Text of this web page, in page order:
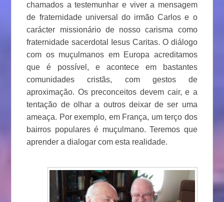
chamados a testemunhar e viver a mensagem
de fraternidade universal do irmão Carlos e o
carácter missionário de nosso carisma como
fraternidade sacerdotal Iesus Caritas. O diálogo
com os muçulmanos em Europa acreditamos
que é possível, e acontece em bastantes
comunidades cristãs, com gestos de
aproximação. Os preconceitos devem cair, e a
tentação de olhar a outros deixar de ser uma
ameaça. Por exemplo, em França, um terço dos
bairros populares é muçulmano. Teremos que
aprender a dialogar com esta realidade.